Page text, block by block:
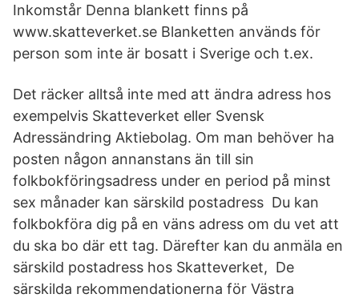
Inkomstår Denna blankett finns på
www.skatteverket.se Blanketten används för
person som inte är bosatt i Sverige och t.ex.
Det räcker alltså inte med att ändra adress hos
exempelvis Skatteverket eller Svensk
Adressändring Aktiebolag. Om man behöver ha
posten någon annanstans än till sin
folkbokföringsadress under en period på minst
sex månader kan särskild postadress Du kan
folkbokföra dig på en väns adress om du vet att
du ska bo där ett tag. Därefter kan du anmäla en
särskild postadress hos Skatteverket, De
särskilda rekommendationerna för Västra